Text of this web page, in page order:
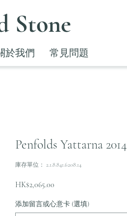
於我們 常見問題
Stone
Penfolds Yattarna 2014
庫存單位： 2.1.8.841.6208.14
HK$2,065.00
添加留言或心意卡 (選填)